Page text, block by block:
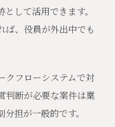
して活用できます。
ば、役員が外出中でも
クフローシステムで対
判断が必要な案件は稟
担が一般的です。